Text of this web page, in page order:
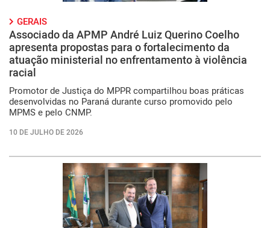
GERAIS
Associado da APMP André Luiz Querino Coelho
apresenta propostas para o fortalecimento da
atuação ministerial no enfrentamento à violência
racial
Promotor de Justiça do MPPR compartilhou boas práticas
desenvolvidas no Paraná durante curso promovido pelo
MPMS e pelo CNMP.
10 DE JULHO DE 2026